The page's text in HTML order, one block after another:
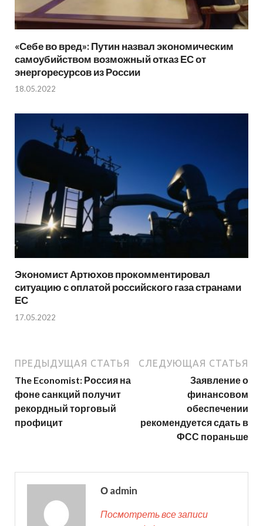
«Себе во вред»: Путин назвал экономическим
самоубийством возможный отказ ЕС от
энергоресурсов из России
18.05.2022
Экономист Артюхов прокомментировал
ситуацию с оплатой российского газа странами
ЕС
17.05.2022
ПРЕДЫДУЩАЯ СТАТЬЯ
The Economist: Россия на
фоне санкций получит
рекордный торговый
профицит
СЛЕДУЮЩАЯ СТАТЬЯ
Заявление о
финансовом
обеспечении
рекомендуется сдать в
ФСС пораньше
О admin
Посмотреть все записи